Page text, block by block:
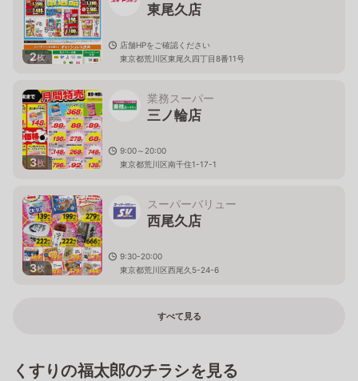
2枚
東尾久店
店舗HPをご確認ください
東京都荒川区東尾久四丁目8番11号
3枚
業務スーパー
三ノ輪店
9:00～20:00
東京都荒川区南千住1-17-1
3枚
スーパーバリュー
西尾久店
9:30-20:00
東京都荒川区西尾久5-24-6
すべて見る
くすりの福太郎のチラシを見る